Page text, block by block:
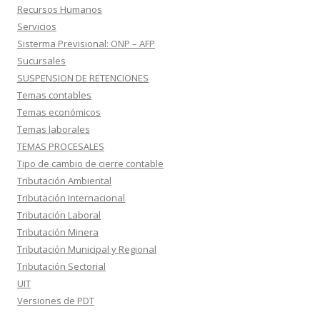
Recursos Humanos
Servicios
Sisterma Previsional: ONP – AFP
Sucursales
SUSPENSION DE RETENCIONES
Temas contables
Temas económicos
Temas laborales
TEMAS PROCESALES
Tipo de cambio de cierre contable
Tributación Ambiental
Tributación Internacional
Tributación Laboral
Tributación Minera
Tributación Municipal y Regional
Tributación Sectorial
UIT
Versiones de PDT